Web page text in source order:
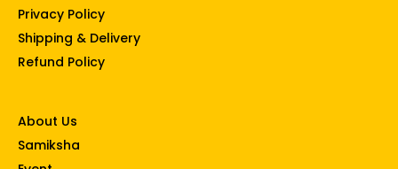
Privacy Policy
Shipping & Delivery
Refund Policy
About Us
Samiksha